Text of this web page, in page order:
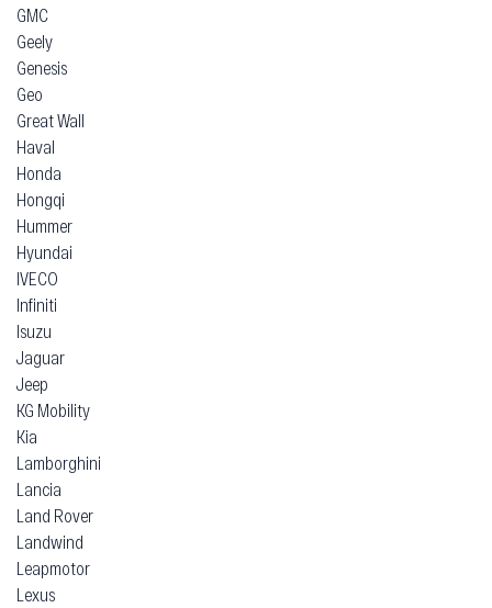
GMC
Geely
Genesis
Geo
Great Wall
Haval
Honda
Hongqi
Hummer
Hyundai
IVECO
Infiniti
Isuzu
Jaguar
Jeep
KG Mobility
Kia
Lamborghini
Lancia
Land Rover
Landwind
Leapmotor
Lexus